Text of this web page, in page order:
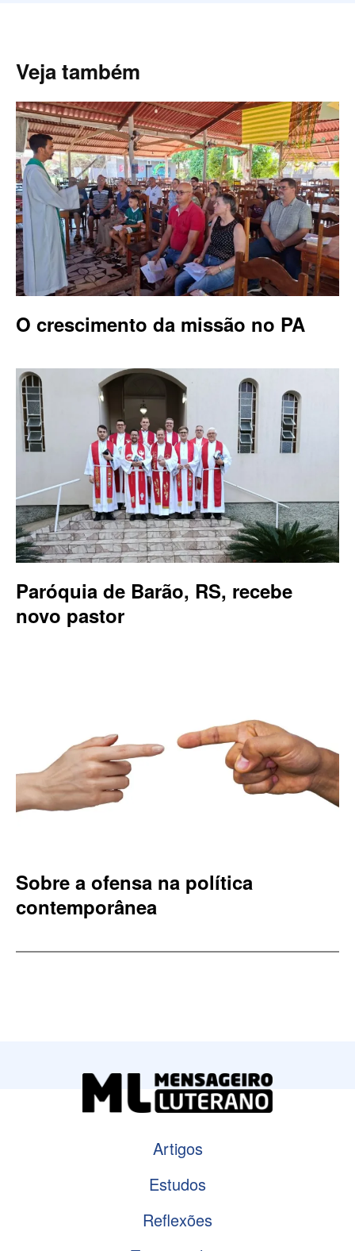
Veja também
O crescimento da missão no PA
Paróquia de Barão, RS, recebe
novo pastor
Sobre a ofensa na política
contemporânea
Artigos
Estudos
Reflexões